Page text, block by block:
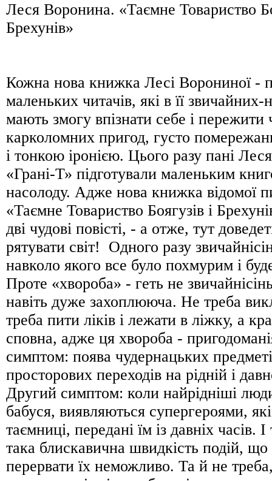
Леся Воронина. «Таємне Товариство
Брехунів»
Кожна нова книжка Лесі Ворониної -
маленьких читачів, які в її
мають змогу впізнати себе і
карколомних пригод, густо
і тонкою іронією. Цього разу пані
«Грані-Т» підготували маленьким
насолоду. Адже нова книжка відомої
«Таємне Товариство Боягузів і
дві чудові повісті, - а отже, тут
рятувати світ! Одного разу
навколо якого все було похмурим і
Проте «хвороба» - геть не
навіть дуже захоплююча. Не треба
треба пити ліків і лежати в ліжку, а
сповна, адже ця хвороба -
симптом: поява чудернацьких
просторових переходів на рідній і
Другий симптом: коли найрідніші
бабуся, виявляються супергероями,
таємниці, передані їм із давніх часів.
така блискавична швидкість подій,
перервати їх неможливо. Та й не